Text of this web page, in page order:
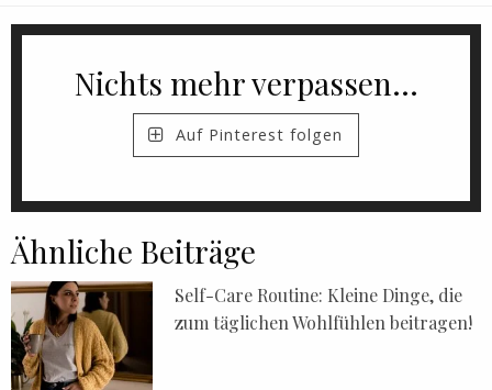
Nichts mehr verpassen...
Auf Pinterest folgen
Ähnliche Beiträge
Self-Care Routine: Kleine Dinge, die
zum täglichen Wohlfühlen beitragen!